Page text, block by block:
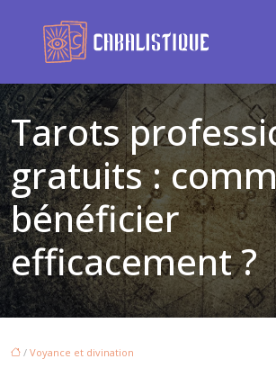
Tarots
gratuits :
bénéficier
efficacement ?
/ Voyance et divination